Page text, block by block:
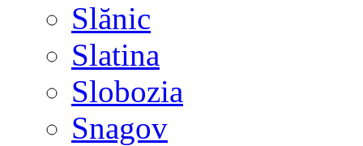
Slănic
Slatina
Slobozia
Snagov